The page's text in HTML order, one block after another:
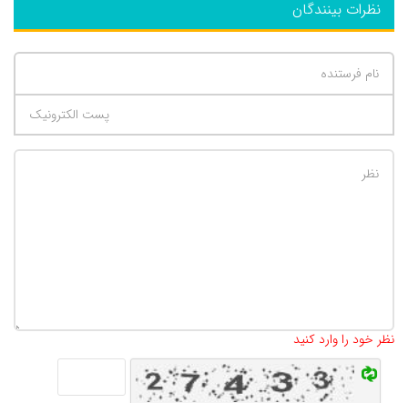
نظرات بینندگان
نظر خود را وارد کنید